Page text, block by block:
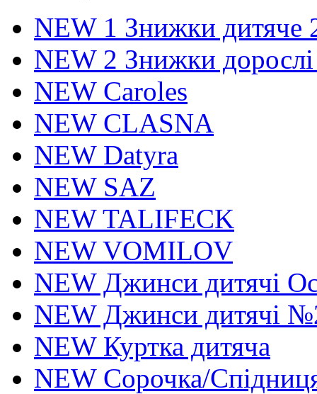
NEW 1 Знижки дитяче
NEW 2 Знижки
NEW Caroles
NEW CLASNA
NEW Datyra
NEW SAZ
NEW TALIFECK
NEW VOMILOV
NEW Джинси дитячі
NEW Джинси дитячі
NEW Куртка дитяча
NEW Сорочка/